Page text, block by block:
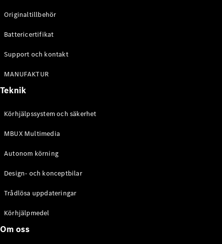
CLE
Mercedes-
Roadster
Maybach SL
Monogram
Series
Originaltillbehör
Battericertifikat
Support och kontakt
MANUFAKTUR
Teknik
Körhjälpssystem och säkerhet
MBUX Multimedia
Autonom körning
Design- och konceptbilar
Trådlösa uppdateringar
Körhjälpmedel
Om oss